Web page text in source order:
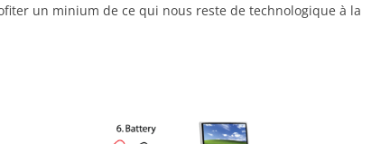
un minium de ce qui nous reste de technologique à la